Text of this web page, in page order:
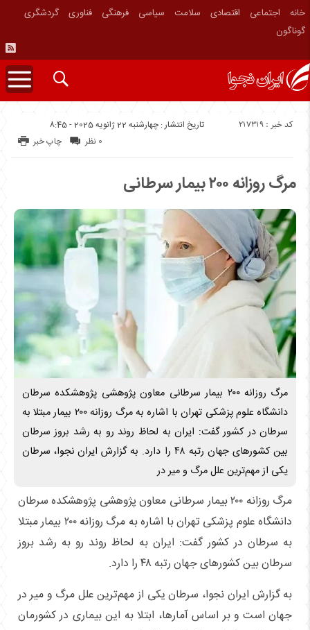
خانه اجتماعی اقتصادی سلامت سیاسی فرهنگی فناوری
گردشگری
گوناگون
تاریخ انتشار : چهارشنبه 22 ژانویه 2025 - 8:45 کد خبر : 217319
چاپ خبر 0 نظر
مرگ روزانه ۲۰۰ بیمار سرطانی
مرگ روزانه ۲۰۰ بیمار سرطانی معاون پژوهشی پژوهشکده سرطان
دانشگاه علوم پزشکی تهران با اشاره به مرگ روزانه ۲۰۰ بیمار مبتلا به
سرطان در کشور گفت: ایران به لحاظ روند رو به رشد بروز سرطان
بین کشورهای جهان رتبه ۴۸ را دارد. به گزارش ایران نجوا، سرطان
یکی از مهم‌ترین علل مرگ و میر در
مرگ روزانه ۲۰۰ بیمار سرطانی معاون پژوهشی پژوهشکده سرطان
دانشگاه علوم پزشکی تهران با اشاره به مرگ روزانه ۲۰۰ بیمار مبتلا
به سرطان در کشور گفت: ایران به لحاظ روند رو به رشد بروز
سرطان بین کشورهای جهان رتبه ۴۸ را دارد.
به گزارش ایران نجوا، سرطان یکی از مهم‌ترین علل مرگ و میر در
جهان است و بر اساس آمارها، ابتلا به این بیماری در کشورمان